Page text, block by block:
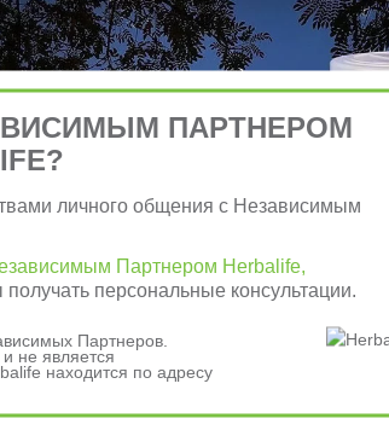
ПАРТНЕРОМ
личного общения с Независимым
Партнером Herbalife,
получать персональные консультации.
Партнеров.
не является
находится по адресу